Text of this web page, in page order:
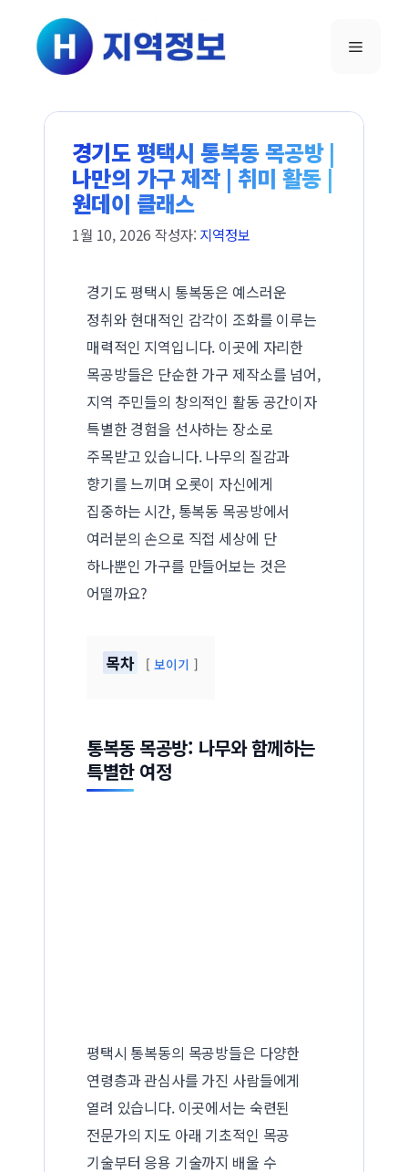
건너뛰기
메뉴
경기도 평택시 통복동 목공방 |
나만의 가구 제작 | 취미 활동 |
원데이 클래스
1월 10, 2026 작성자: 지역정보
경기도 평택시 통복동은 예스러운
정취와 현대적인 감각이 조화를 이루는
매력적인 지역입니다. 이곳에 자리한
목공방들은 단순한 가구 제작소를 넘어,
지역 주민들의 창의적인 활동 공간이자
특별한 경험을 선사하는 장소로
주목받고 있습니다. 나무의 질감과
향기를 느끼며 오롯이 자신에게
집중하는 시간, 통복동 목공방에서
여러분의 손으로 직접 세상에 단
하나뿐인 가구를 만들어보는 것은
어떨까요?
목차 보이기
통복동 목공방: 나무와 함께하는
특별한 여정
평택시 통복동의 목공방들은 다양한
연령층과 관심사를 가진 사람들에게
열려 있습니다. 이곳에서는 숙련된
전문가의 지도 아래 기초적인 목공
기술부터 응용 기술까지 배울 수